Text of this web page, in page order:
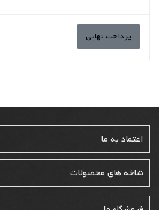
پرداخت نهایی
اعتماد به ما
شاخه های محصولات